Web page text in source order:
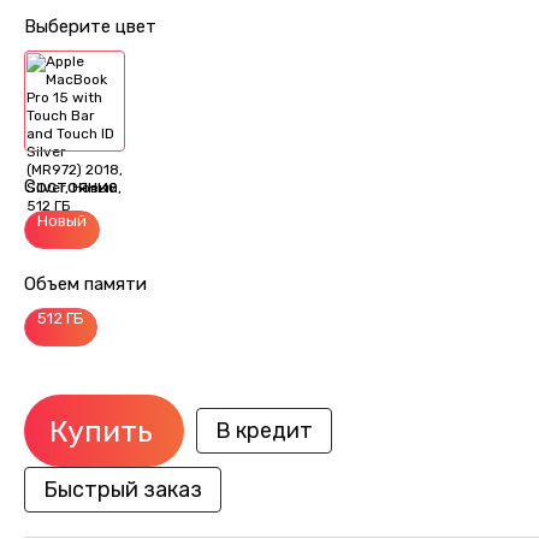
Выберите цвет
Состояние
Новый
Объем памяти
512 ГБ
Купить В кредит
Быстрый заказ